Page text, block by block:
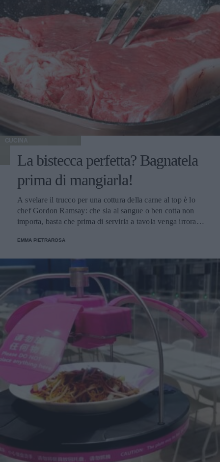
CUCINA
La bistecca perfetta? Bagnatela
prima di mangiarla!
A svelare il trucco per una cottura della carne al top è lo
chef Gordon Ramsay: che sia al sangue o ben cotta non
importa, basta che prima di servirla a tavola venga irrorata
EMMA PIETRAROSA